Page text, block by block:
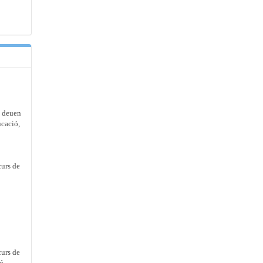
de
de